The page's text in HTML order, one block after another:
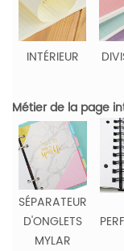
INTÉRIEUR
Métier de la page
SÉPARATEUR
D'ONGLETS
MYLAR